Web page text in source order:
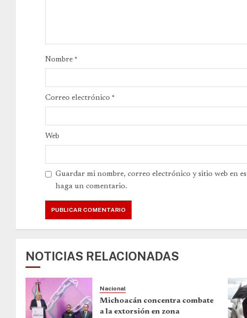
Nombre *
Correo electrónico *
Web
Guardar mi nombre, correo electrónico y sitio web en
haga un comentario.
NOTICIAS RELACIONADAS
Nacional
Michoacán concentra combate
a la extorsión en zona